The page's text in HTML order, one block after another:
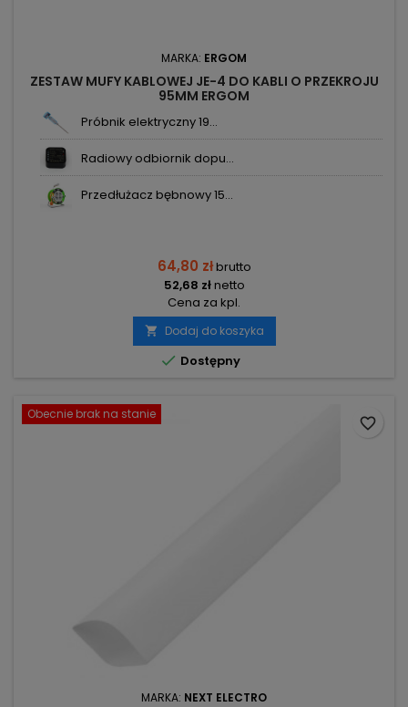
MARKA: ERGOM
ZESTAW MUFY KABLOWEJ JE-4 DO KABLI O PRZEKROJU
95MM ERGOM
Próbnik elektryczny 19...
Radiowy odbiornik dopu...
Przedłużacz bębnowy 15...
64,80 złbrutto
52,68 złnetto
Cena za kpl.
 Dodaj do koszyka
 Dostępny
Obecnie brak na stanie
MARKA: NEXT ELECTRO
favorite_border